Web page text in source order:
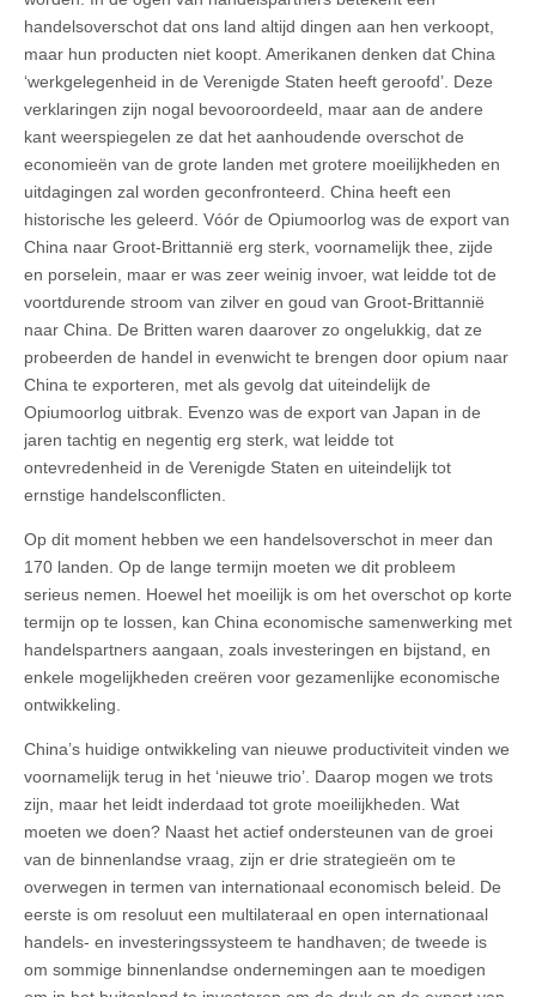
handelsoverschot dat ons land altijd dingen aan hen verkoopt,
maar hun producten niet koopt. Amerikanen denken dat China
‘werkgelegenheid in de Verenigde Staten heeft geroofd’. Deze
verklaringen zijn nogal bevooroordeeld, maar aan de andere
kant weerspiegelen ze dat het aanhoudende overschot de
economieën van de grote landen met grotere moeilijkheden en
uitdagingen zal worden geconfronteerd. China heeft een
historische les geleerd. Vóór de Opiumoorlog was de export van
China naar Groot-Brittannië erg sterk, voornamelijk thee, zijde
en porselein, maar er was zeer weinig invoer, wat leidde tot de
voortdurende stroom van zilver en goud van Groot-Brittannië
naar China. De Britten waren daarover zo ongelukkig, dat ze
probeerden de handel in evenwicht te brengen door opium naar
China te exporteren, met als gevolg dat uiteindelijk de
Opiumoorlog uitbrak. Evenzo was de export van Japan in de
jaren tachtig en negentig erg sterk, wat leidde tot
ontevredenheid in de Verenigde Staten en uiteindelijk tot
ernstige handelsconflicten.
Op dit moment hebben we een handelsoverschot in meer dan
170 landen. Op de lange termijn moeten we dit probleem
serieus nemen. Hoewel het moeilijk is om het overschot op korte
termijn op te lossen, kan China economische samenwerking met
handelspartners aangaan, zoals investeringen en bijstand, en
enkele mogelijkheden creëren voor gezamenlijke economische
ontwikkeling.
China’s huidige ontwikkeling van nieuwe productiviteit vinden we
voornamelijk terug in het ‘nieuwe trio’. Daarop mogen we trots
zijn, maar het leidt inderdaad tot grote moeilijkheden. Wat
moeten we doen? Naast het actief ondersteunen van de groei
van de binnenlandse vraag, zijn er drie strategieën om te
overwegen in termen van internationaal economisch beleid. De
eerste is om resoluut een multilateraal en open internationaal
handels- en investeringssysteem te handhaven; de tweede is
om sommige binnenlandse ondernemingen aan te moedigen